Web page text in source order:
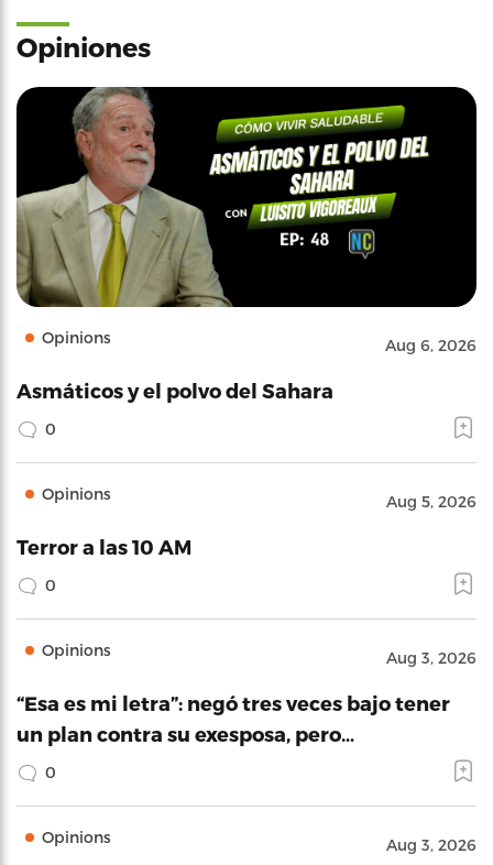
Opiniones
Opinions Aug 6, 2026
Asmáticos y el polvo del Sahara
0
Opinions Aug 5, 2026
Terror a las 10 AM
0
Opinions Aug 3, 2026
“Esa es mi letra”: negó tres veces bajo tener
un plan contra su exesposa, pero…
0
Opinions Aug 3, 2026